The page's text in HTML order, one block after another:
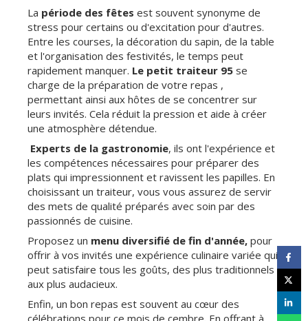
La période des fêtes est souvent synonyme de
stress pour certains ou d'excitation pour d'autres.
Entre les courses, la décoration du sapin, de la table
et l'organisation des festivités, le temps peut
rapidement manquer. Le petit traiteur 95 se
charge de la préparation de votre repas ,
permettant ainsi aux hôtes de se concentrer sur
leurs invités. Cela réduit la pression et aide à créer
une atmosphère détendue.
Experts de la gastronomie, ils ont l'expérience et
les compétences nécessaires pour préparer des
plats qui impressionnent et ravissent les papilles. En
choisissant un traiteur, vous vous assurez de servir
des mets de qualité préparés avec soin par des
passionnés de cuisine.
Proposez un menu diversifié de fin d'année, pour
offrir à vos invités une expérience culinaire variée qui
peut satisfaire tous les goûts, des plus traditionnels
aux plus audacieux.
Enfin, un bon repas est souvent au cœur des
célébrations pour ce mois de cembre. En offrant à